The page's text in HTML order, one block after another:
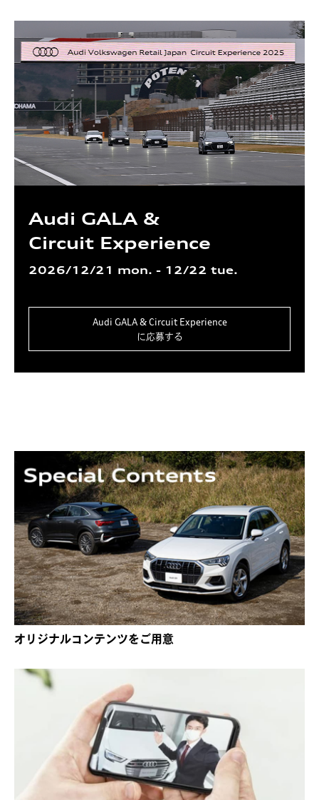
Audi GALA &
Circuit Experience
2026/12/21 mon. - 12/22 tue.
Audi GALA & Circuit Experience
に応募する
オリジナルコンテンツをご用意